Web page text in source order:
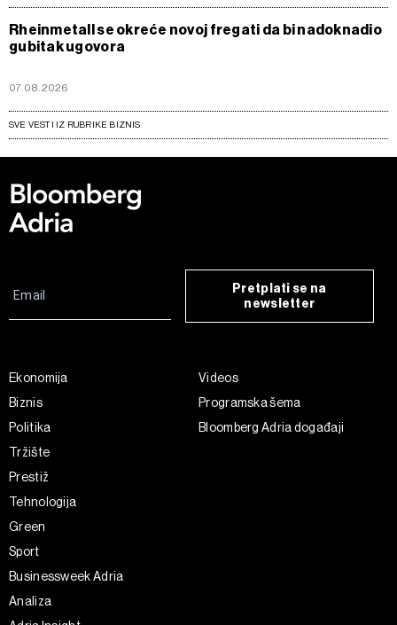
Rheinmetall se okreće novoj fregati da bi nadoknadio
gubitak ugovora
07.08.2026
SVE VESTI IZ RUBRIKE BIZNIS
Pretplati se na
newsletter
Ekonomija
Biznis
Politika
Tržište
Prestiž
Tehnologija
Green
Sport
Businessweek Adria
Analiza
Videos
Programska šema
Bloomberg Adria događaji